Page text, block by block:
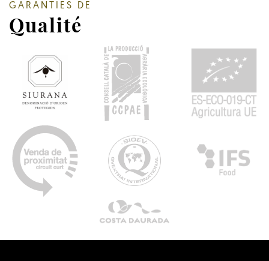
GARANTIES DE
Qualité